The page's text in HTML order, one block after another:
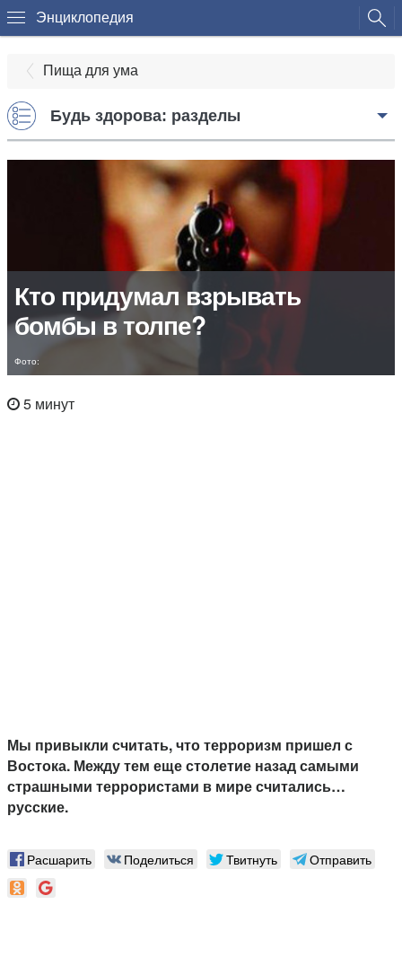
Энциклопедия
Пища для ума
Будь здорова: разделы
Кто придумал взрывать
бомбы в толпе?
Фото:
5 минут
Мы привыкли считать, что терроризм пришел с
Востока. Между тем еще столетие назад самыми
страшными террористами в мире считались…
русские.
Расшарить Поделиться Твитнуть Отправить